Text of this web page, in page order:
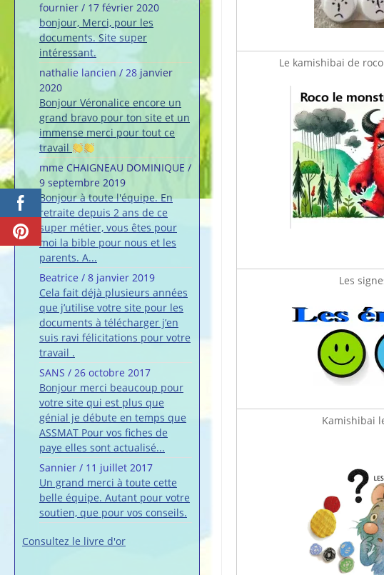
fournier / 17 février 2020
bonjour, Merci, pour les
documents. Site super
intéressant.
nathalie lancien / 28 janvier
2020
Bonjour Véronalice encore un
grand bravo pour ton site et un
immense merci pour tout ce
travail
mme CHAIGNEAU DOMINIQUE /
9 septembre 2019
Bonjour à toute l'équipe. En
retraite depuis 2 ans de ce
super métier, vous êtes pour
moi la bible pour nous et les
parents. A...
Beatrice / 8 janvier 2019
Cela fait déjà plusieurs années
que j’utilise votre site pour les
documents à télécharger j’en
suis ravi félicitations pour votre
travail .
SANS / 26 octobre 2017
Bonjour merci beaucoup pour
votre site qui est plus que
génial je débute en temps que
ASSMAT Pour vos fiches de
paye elles sont actualisé...
Sannier / 11 juillet 2017
Un grand merci à toute cette
belle équipe. Autant pour votre
soutien, que pour vos conseils.
Consultez le livre d'or
Le kamishibai de
Les
Kamishibai